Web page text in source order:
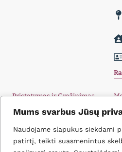
Mums svarbus Jūsų
Naudojame slapukus siekdami
patirtį, teikti suasmenintus
Pristatymas ir Grąžinimas
Privatumo politika